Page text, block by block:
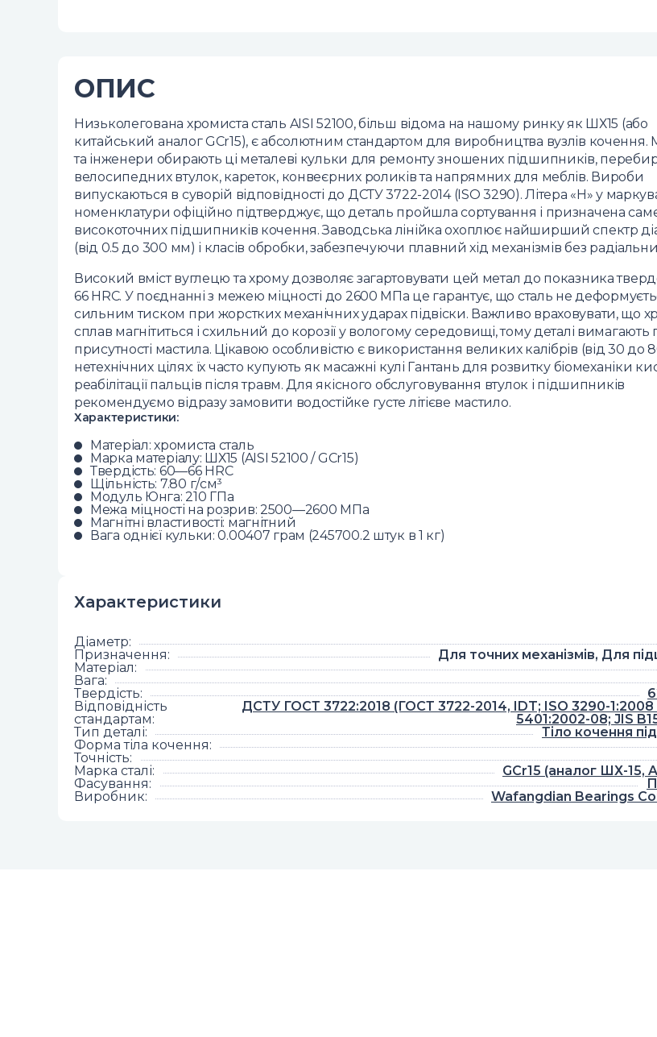
ОПИС
Низьколегована хромиста сталь AISI 52100, більш відома на нашому ринку як ШХ15 (або
китайський аналог GCr15), є абсолютним стандартом для виробництва вузлів кочення.
та інженери обирають ці металеві кульки для ремонту зношених підшипників,
велосипедних втулок, кареток, конвеєрних роликів та напрямних для меблів. Вироби
випускаються в суворій відповідності до ДСТУ 3722-2014 (ISO 3290). Літера «Н» у
номенклатури офіційно підтверджує, що деталь пройшла сортування і призначена
високоточних підшипників кочення. Заводська лінійка охоплює найширший спектр
(від 0.5 до 300 мм) і класів обробки, забезпечуючи плавний хід механізмів без
Високий вміст вуглецю та хрому дозволяє загартовувати цей метал до показника
66 HRC. У поєднанні з межею міцності до 2600 МПа це гарантує, що сталь не
сильним тиском при жорстких механічних ударах підвіски. Важливо враховувати, що
сплав магнітиться і схильний до корозії у вологому середовищі, тому деталі вимагають
присутності мастила. Цікавою особливістю є використання великих калібрів (від 30 до
нетехнічних цілях: їх часто купують як масажні кулі Гантань для розвитку біомеханіки
реабілітації пальців після травм. Для якісного обслуговування втулок і підшипників
рекомендуємо відразу замовити водостійке густе літієве мастило.
Характеристики:
Матеріал: хромиста сталь
Марка матеріалу: ШХ15 (AISI 52100 / GCr15)
Твердість: 60—66 HRC
Щільність: 7.80 г/см³
Модуль Юнга: 210 ГПа
Межа міцності на розрив: 2500—2600 МПа
Магнітні властивості: магнітний
Вага однієї кульки: 0.00407 грам (245700.2 штук в 1 кг)
Характеристики
Діаметр:
Призначення:
Для точних механізмів, Для
Матеріал:
Вага:
Твердість:
Відповідність
стандартам:
ДСТУ ГОСТ 3722:2018 (ГОСТ 3722-2014, IDT; ISO 3290-1:2008
5401:2002-08; JIS
Тип деталі:
Тіло кочення
Форма тіла кочення:
Точність:
Марка сталі:
GCr15 (аналог ШХ-15,
Фасування:
Виробник: Wafangdian Bearings